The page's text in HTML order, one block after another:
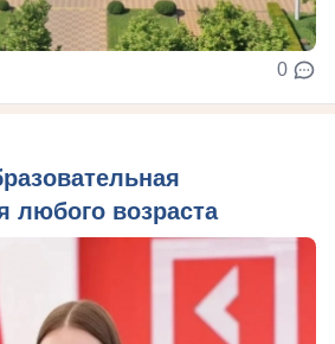
0
любого возраста